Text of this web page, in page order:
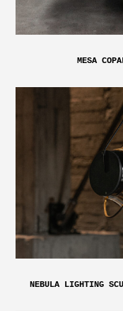
MESA
NEBULA LIGHTING